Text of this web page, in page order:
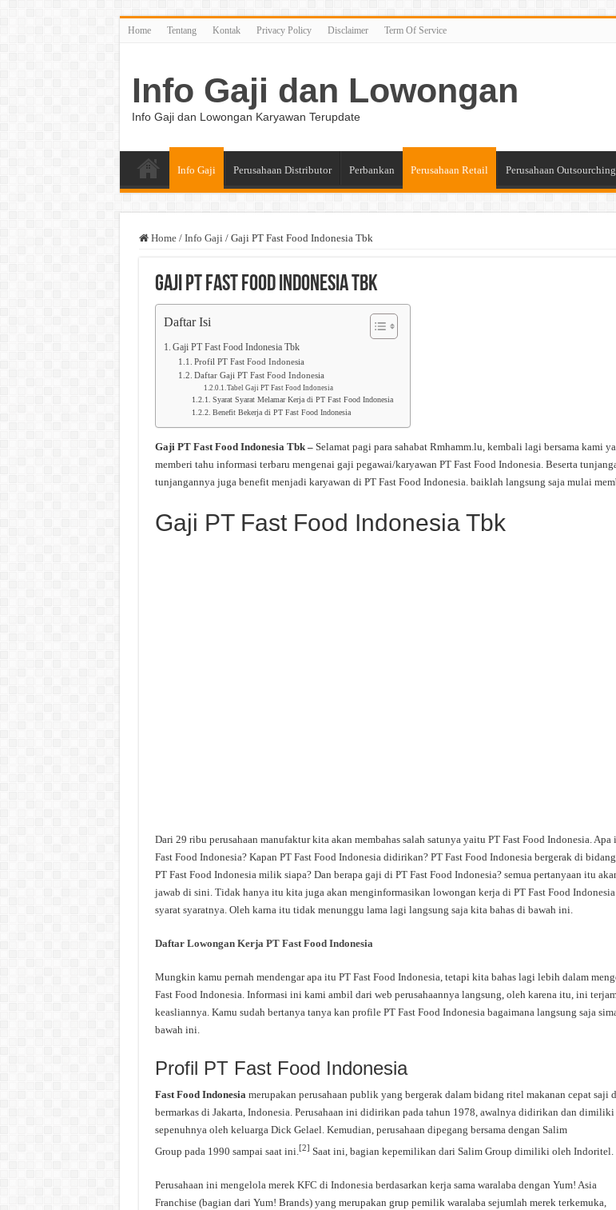
Home Tentang Kontak Privacy Policy Disclaimer Term Of Service
Info Gaji dan Lowongan
Info Gaji dan Lowongan Karyawan Terupdate
Info Gaji Perusahaan Distributor Perbankan Perusahaan Retail Perusahaan Outsourching
Home / Info Gaji / Gaji PT Fast Food Indonesia Tbk
Gaji PT Fast Food Indonesia Tbk
Daftar Isi
Gaji PT Fast Food Indonesia Tbk
Profil PT Fast Food Indonesia
Daftar Gaji PT Fast Food Indonesia
Tabel Gaji PT Fast Food Indonesia
Syarat Syarat Melamar Kerja di PT Fast Food Indonesia
Benefit Bekerja di PT Fast Food Indonesia
Gaji PT Fast Food Indonesia Tbk – Selamat pagi para sahabat Rmhamm.lu, kembali lagi bersama kami
memberi tahu informasi terbaru mengenai gaji pegawai/karyawan PT Fast Food Indonesia. Beserta
tunjangannya juga benefit menjadi karyawan di PT Fast Food Indonesia. baiklah langsung saja mulai
Gaji PT Fast Food Indonesia Tbk
Dari 29 ribu perusahaan manufaktur kita akan membahas salah satunya yaitu PT Fast Food Indonesia. Apa
Fast Food Indonesia? Kapan PT Fast Food Indonesia didirikan? PT Fast Food Indonesia bergerak di
PT Fast Food Indonesia milik siapa? Dan berapa gaji di PT Fast Food Indonesia? semua pertanyaan itu
jawab di sini. Tidak hanya itu kita juga akan menginformasikan lowongan kerja di PT Fast Food
syarat syaratnya. Oleh karna itu tidak menunggu lama lagi langsung saja kita bahas di bawah ini.
Daftar Lowongan Kerja PT Fast Food Indonesia
Mungkin kamu pernah mendengar apa itu PT Fast Food Indonesia, tetapi kita bahas lagi lebih dalam
Fast Food Indonesia. Informasi ini kami ambil dari web perusahaannya langsung, oleh karena itu, ini
keasliannya. Kamu sudah bertanya tanya kan profile PT Fast Food Indonesia bagaimana langsung saja
bawah ini.
Profil PT Fast Food Indonesia
Fast Food Indonesiamerupakan perusahaan publik yang bergerak dalam bidang ritel makanan cepat saji
bermarkas di Jakarta, Indonesia. Perusahaan ini didirikan pada tahun 1978, awalnya didirikan dan dimiliki
sepenuhnya oleh keluarga Dick Gelael. Kemudian, perusahaan dipegang bersama dengan Salim
Group pada 1990 sampai saat ini.[2] Saat ini, bagian kepemilikan dari Salim Group dimiliki oleh Indoritel.
Perusahaan ini mengelola merek KFC di Indonesia berdasarkan kerja sama waralaba dengan Yum! Asia
Franchise (bagian dari Yum! Brands) yang merupakan grup pemilik waralaba sejumlah merek terkemuka,